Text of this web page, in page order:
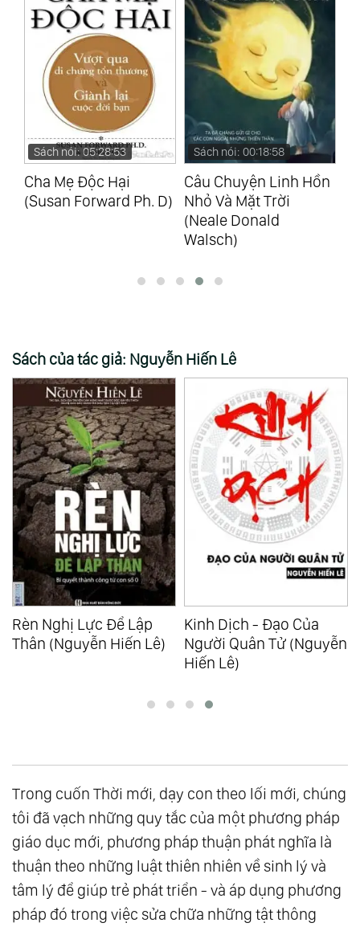
Sách nói: 05:28:53
Cha Mẹ Độc Hại
(Susan Forward Ph. D)
Sách nói: 00:18:58
Câu Chuyện Linh Hồn
Nhỏ Và Mặt Trời
(Neale Donald
Walsch)
Sách của tác giả: Nguyễn Hiến Lê
Rèn Nghị Lực Để Lập
Thân (Nguyễn Hiến Lê)
Kinh Dịch - Đạo Của
Người Quân Tử (Nguyễn
Hiến Lê)
Trong cuốn Thời mới, dạy con theo lối mới, chúng
tôi đã vạch những quy tắc của một phương pháp
giáo dục mới, phương pháp thuận phát nghĩa là
thuận theo những luật thiên nhiên về sinh lý và
tâm lý để giúp trẻ phát triển - và áp dụng phương
pháp đó trong việc sửa chữa những tật thông